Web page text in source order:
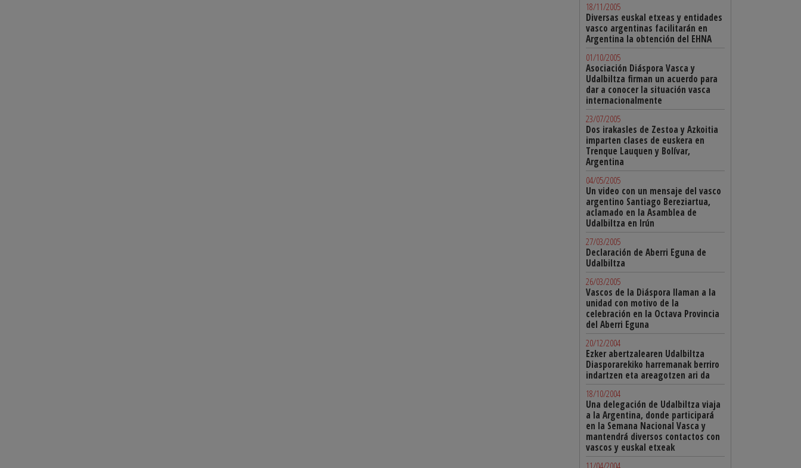
18/11/2005
Diversas euskal etxeas y entidades
vasco argentinas facilitarán en
Argentina la obtención del EHNA
01/10/2005
Asociación Diáspora Vasca y
Udalbiltza firman un acuerdo para
dar a conocer la situación vasca
internacionalmente
23/07/2005
Dos irakasles de Zestoa y Azkoitia
imparten clases de euskera en
Trenque Lauquen y Bolívar,
Argentina
04/05/2005
Un video con un mensaje del vasco
argentino Santiago Bereziartua,
aclamado en la Asamblea de
Udalbiltza en Irún
27/03/2005
Declaración de Aberri Eguna de
Udalbiltza
26/03/2005
Vascos de la Diáspora llaman a la
unidad con motivo de la
celebración en la Octava Provincia
del Aberri Eguna
20/12/2004
Ezker abertzalearen Udalbiltza
Diasporarekiko harremanak berriro
indartzen eta areagotzen ari da
18/10/2004
Una delegación de Udalbiltza viaja
a la Argentina, donde participará
en la Semana Nacional Vasca y
mantendrá diversos contactos con
vascos y euskal etxeak